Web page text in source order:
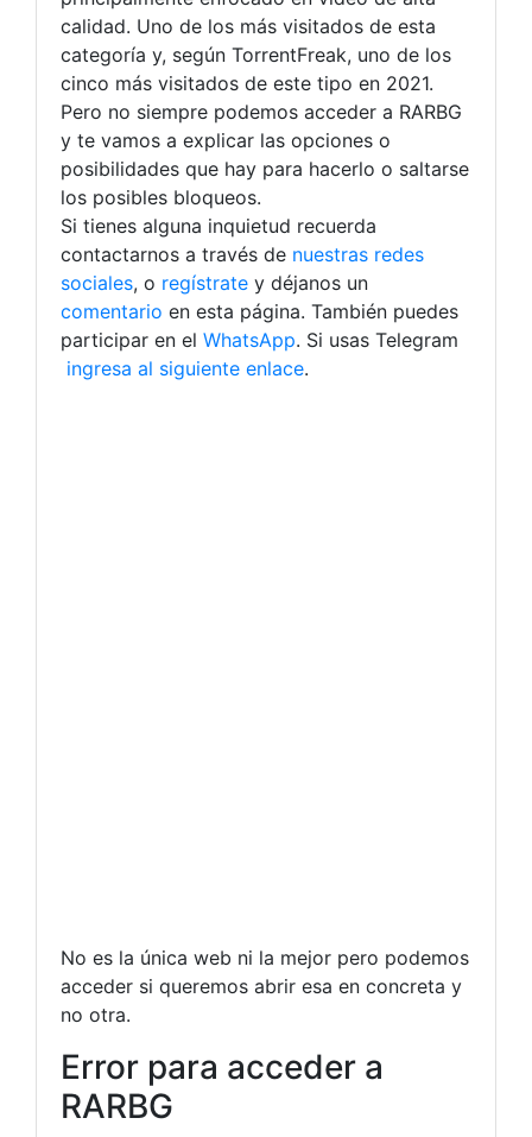
calidad. Uno de los más visitados de esta
categoría y, según TorrentFreak, uno de los
cinco más visitados de este tipo en 2021.
Pero no siempre podemos acceder a RARBG
y te vamos a explicar las opciones o
posibilidades que hay para hacerlo o saltarse
los posibles bloqueos.
Si tienes alguna inquietud recuerda
contactarnos a través de nuestras redes
sociales, o regístrate y déjanos un
comentario en esta página. También puedes
participar en el WhatsApp. Si usas Telegram
ingresa al siguiente enlace.
No es la única web ni la mejor pero podemos
acceder si queremos abrir esa en concreta y
no otra.
Error para acceder a
RARBG